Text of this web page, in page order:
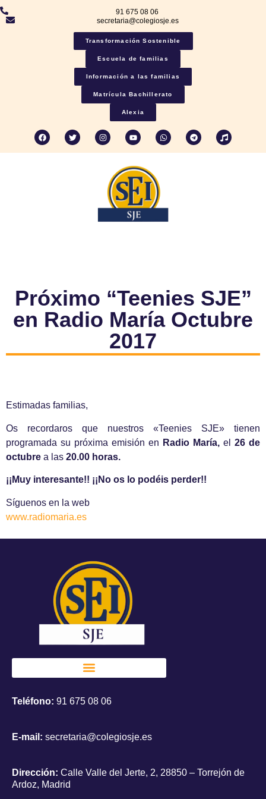
91 675 08 06
secretaria@colegiosje.es
Transformación Sostenible
Escuela de familias
Información a las familias
Matrícula Bachillerato
Alexia
Próximo “Teenies SJE”
en Radio María Octubre
2017
Estimadas familias,
Os recordaros que nuestros «Teenies SJE» tienen
programada su próxima emisión en Radio María, el 26 de
octubre a las 20.00 horas.
¡¡Muy interesante!! ¡¡No os lo podéis perder!!
Síguenos en la web
www.radiomaria.es
Teléfono: 91 675 08 06
E-mail: secretaria@colegiosje.es
Dirección: Calle Valle del Jerte, 2, 28850 – Torrejón de
Ardoz, Madrid